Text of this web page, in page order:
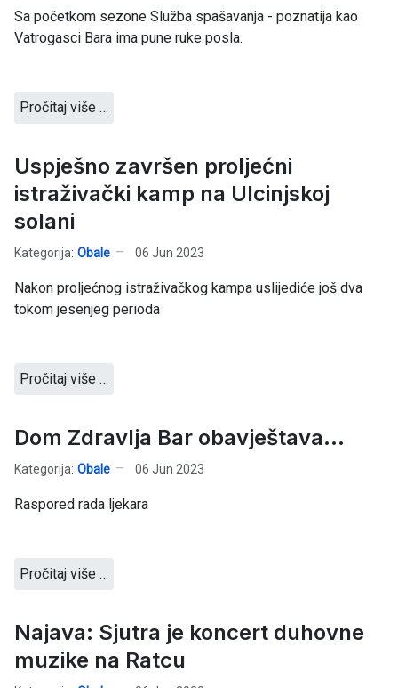
Sa početkom sezone Služba spašavanja - poznatija kao
Vatrogasci Bara ima pune ruke posla.
Pročitaj više …
Uspješno završen proljećni
istraživački kamp na Ulcinjskoj
solani
Kategorija: Obale 06 Jun 2023
Nakon proljećnog istraživačkog kampa uslijediće još dva
tokom jesenjeg perioda
Pročitaj više …
Dom Zdravlja Bar obavještava...
Kategorija: Obale 06 Jun 2023
Raspored rada ljekara
Pročitaj više …
Najava: Sjutra je koncert duhovne
muzike na Ratcu